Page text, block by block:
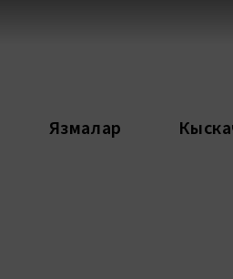
Язмалар